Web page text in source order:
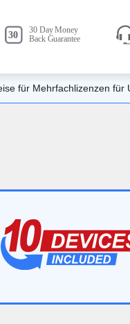
für Mehrfachlizenzen für